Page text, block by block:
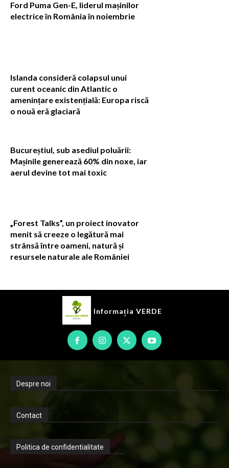
Ford Puma Gen-E, liderul mașinilor
electrice în România în noiembrie
Islanda consideră colapsul unui
curent oceanic din Atlantic o
amenințare existențială: Europa riscă
o nouă eră glaciară
Bucureștiul, sub asediul poluării:
Mașinile generează 60% din noxe, iar
aerul devine tot mai toxic
„Forest Talks”, un proiect inovator
menit să creeze o legătură mai
strânsă între oameni, natură și
resursele naturale ale României
Informația VERDE
Despre noi
Contact
Politica de confidentialitate